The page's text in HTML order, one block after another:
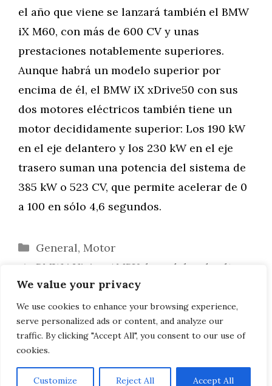
We value your privacy
We use cookies to enhance your browsing experience,
serve personalized ads or content, and analyze our
traffic. By clicking "Accept All", you consent to our use of
cookies.
Customize Reject All Accept All
el año que viene se lanzará también el BMW
iX M60, con más de 600 CV y unas
prestaciones notablemente superiores.
Aunque habrá un modelo superior por
encima de él, el BMW iX xDrive50 con sus
dos motores eléctricos también tiene un
motor decididamente superior: Los 190 kW
en el eje delantero y los 230 kW en el eje
trasero suman una potencia del sistema de
385 kW o 523 CV, que permite acelerar de 0
a 100 en sólo 4,6 segundos.
Categorías
General, Motor
BMW i Vision AMBY: la pedelec de alta
velocidad alcanza los 60 km/h
Primeras fotos en directo: BMW i Vision
Circular en el IAA 2021